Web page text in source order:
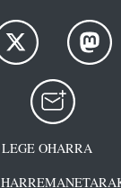
LEGE OHARRA